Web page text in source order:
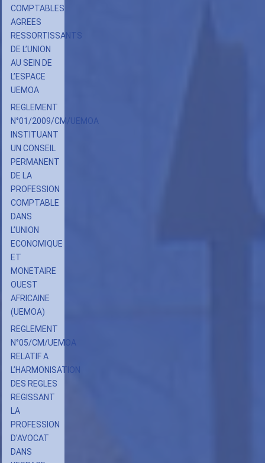
COMPTABLES
AGREES
RESSORTISSANTS
DE L’UNION
AU SEIN DE
L’ESPACE
UEMOA
REGLEMENT
N°01/2009/CM/UEMOA
INSTITUANT
UN CONSEIL
PERMANENT
DE LA
PROFESSION
COMPTABLE
DANS
L’UNION
ECONOMIQUE
ET
MONETAIRE
OUEST
AFRICAINE
(UEMOA)
REGLEMENT
N°05/CM/UEMOA
RELATIF A
L’HARMONISATION
DES REGLES
REGISSANT
LA
PROFESSION
D’AVOCAT
DANS
ORGANISATION